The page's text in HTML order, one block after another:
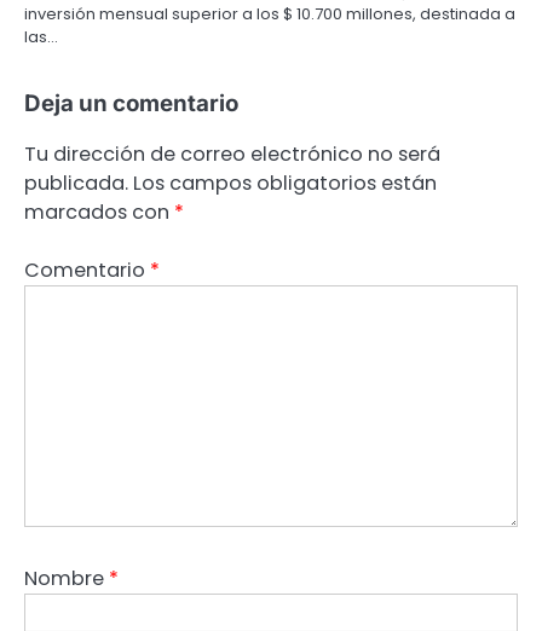
inversión mensual superior a los $ 10.700 millones, destinada a
las…
Deja un comentario
Tu dirección de correo electrónico no será
publicada. Los campos obligatorios están
marcados con *
Comentario *
Nombre *